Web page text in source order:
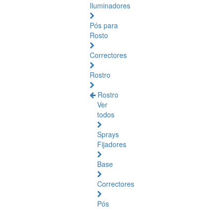
Iluminadores
Pós para
Rosto
Correctores
Rostro
Rostro
Ver
todos
Sprays
Fijadores
Base
Correctores
Pós